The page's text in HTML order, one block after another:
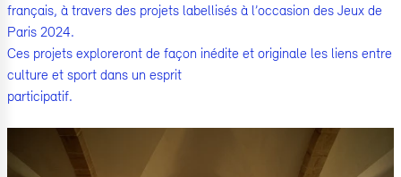
français, à travers des projets labellisés à l’occasion des Jeux de
Paris 2024.
Ces projets exploreront de façon inédite et originale les liens entre
culture et sport dans un esprit
participatif.